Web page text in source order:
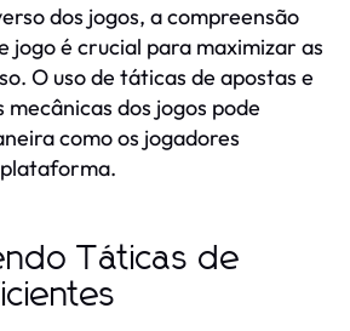
dos jogos, a compreensão
jogo é crucial para maximizar as
O uso de táticas de apostas e
dos jogos pode
como os jogadores
Táticas de